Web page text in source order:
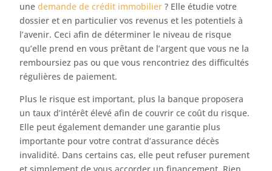
unedemande de crédit immobilier ? Elle étudie votre
dossier et en particulier vos revenus et les potentiels à
l’avenir. Ceci afin de déterminer le niveau de risque
qu’elle prend en vous prêtant de l’argent que vous ne la
remboursiez pas ou que vous rencontriez des difficultés
régulières de paiement.
Plus le risque est important, plus la banque proposera
un taux d’intérêt élevé afin de couvrir ce coût du risque.
Elle peut également demander une garantie plus
importante pour votre contrat d’assurance décès
invalidité. Dans certains cas, elle peut refuser purement